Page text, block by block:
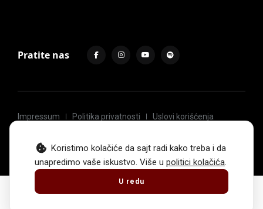
Koristimo kolačiće da sajt radi kako treba i da
unapredimo vaše iskustvo. Više u politici kolačića.
U redu
Pratite nas
Impressum Politika privatnosti
Uslovi korišćenja